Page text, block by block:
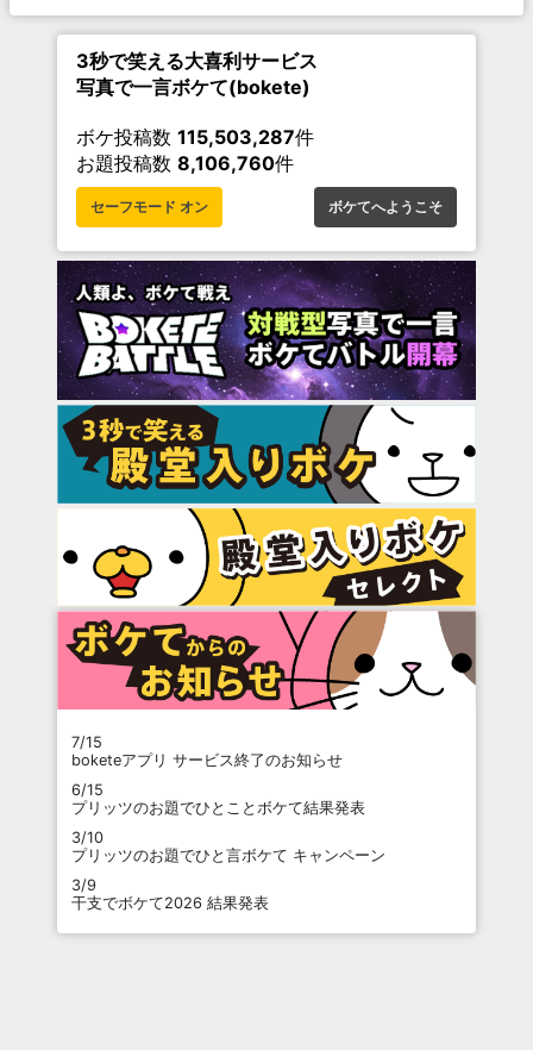
3秒で笑える大喜利サービス
写真で一言ボケて(bokete)
ボケ投稿数 115,503,287件
お題投稿数 8,106,760件
セーフモード オン ボケてへようこそ
7/15
boketeアプリ サービス終了のお知らせ
6/15
プリッツのお題でひとことボケて結果発表
3/10
プリッツのお題でひと言ボケて キャンペーン
3/9
干支でボケて2026 結果発表